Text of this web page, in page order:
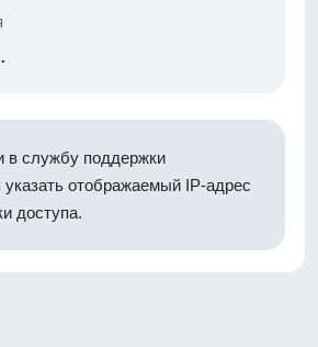
в службу поддержки
указать отображаемый IP-адрес
доступа.